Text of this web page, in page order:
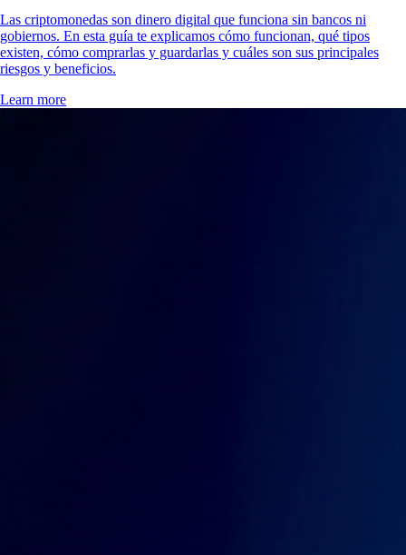
Las criptomonedas son dinero digital que funciona sin bancos ni
gobiernos. En esta guía te explicamos cómo funcionan, qué tipos
existen, cómo comprarlas y guardarlas y cuáles son sus principales
riesgos y beneficios.
Learn more